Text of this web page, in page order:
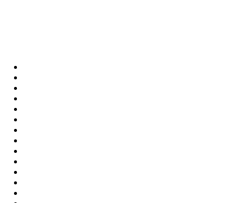
Recent Posts
ordine di Tadalafil più economico | Cialis Black
Compra Sildenafil Citrate Lombardia | Pillole senza
Recent Comments